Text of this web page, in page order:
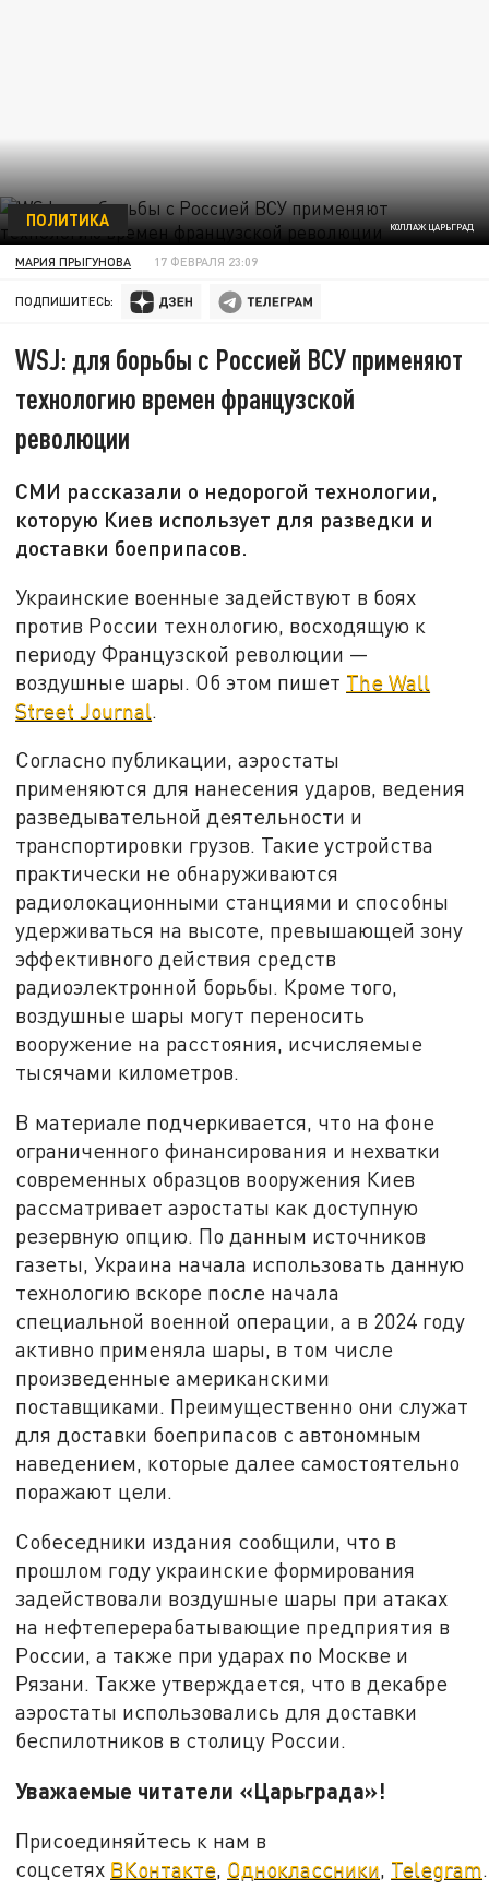
КОЛЛАЖ ЦАРЬГРАД
ПОЛИТИКА
МАРИЯ ПРЫГУНОВА 17 ФЕВРАЛЯ 23:09
ПОДПИШИТЕСЬ:
WSJ: для борьбы с Россией ВСУ применяют
технологию времен французской
революции
СМИ рассказали о недорогой технологии,
которую Киев использует для разведки и
доставки боеприпасов.
Украинские военные задействуют в боях
против России технологию, восходящую к
периоду Французской революции —
воздушные шары. Об этом пишет The Wall
Street Journal.
Согласно публикации, аэростаты
применяются для нанесения ударов, ведения
разведывательной деятельности и
транспортировки грузов. Такие устройства
практически не обнаруживаются
радиолокационными станциями и способны
удерживаться на высоте, превышающей зону
эффективного действия средств
радиоэлектронной борьбы. Кроме того,
воздушные шары могут переносить
вооружение на расстояния, исчисляемые
тысячами километров.
В материале подчеркивается, что на фоне
ограниченного финансирования и нехватки
современных образцов вооружения Киев
рассматривает аэростаты как доступную
резервную опцию. По данным источников
газеты, Украина начала использовать данную
технологию вскоре после начала
специальной военной операции, а в 2024 году
активно применяла шары, в том числе
произведенные американскими
поставщиками. Преимущественно они служат
для доставки боеприпасов с автономным
наведением, которые далее самостоятельно
поражают цели.
Собеседники издания сообщили, что в
прошлом году украинские формирования
задействовали воздушные шары при атаках
на нефтеперерабатывающие предприятия в
России, а также при ударах по Москве и
Рязани. Также утверждается, что в декабре
аэростаты использовались для доставки
беспилотников в столицу России.
Уважаемые читатели «Царьграда»!
Присоединяйтесь к нам в
соцсетях ВКонтакте, Одноклассники, Telegram.